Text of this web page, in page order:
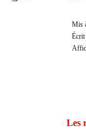
Mis
Écrit
Les